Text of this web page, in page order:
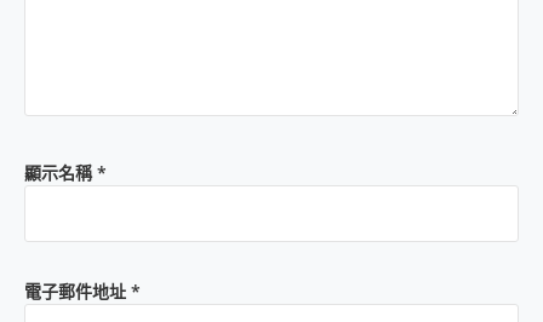
顯示名稱*
電子郵件地址 *